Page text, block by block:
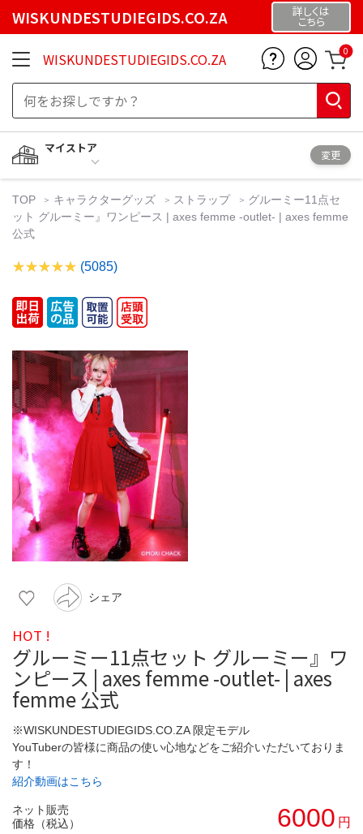
WISKUNDESTUDIEGIDS.CO.ZA 詳しくは
こちら
WISKUNDESTUDIEGIDS.CO.ZA 0
マイストア
変更
TOP キャラクターグッズ ストラップ
グルーミー11点セ
ット グルーミー』ワンピース | axes femme -outlet- | axes femme
公式
(5085)
シェア
HOT !
グルーミー11点セット グルーミー』ワ
ンピース | axes femme -outlet- | axes
femme 公式
※WISKUNDESTUDIEGIDS.CO.ZA 限定モデル
YouTuberの皆様に商品の使い心地などをご紹介いただいておりま
す！
紹介動画はこちら
ネット販売
価格（税込）
6000 円